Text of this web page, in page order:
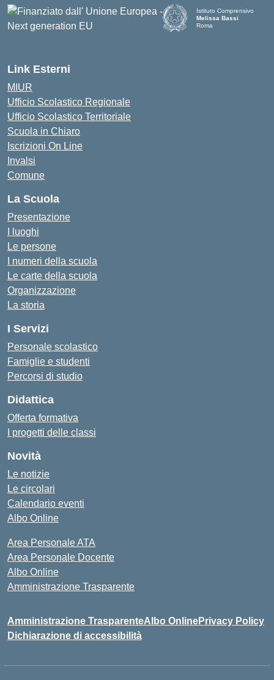
Istituto Comprensivo
Melissa Bassi
Roma
Link Esterni
MIUR
Ufficio Scolastico Regionale
Ufficio Scolastico Territoriale
Scuola in Chiaro
Iscrizioni On Line
Invalsi
Comune
La Scuola
Presentazione
I luoghi
Le persone
I numeri della scuola
Le carte della scuola
Organizzazione
La storia
I Servizi
Personale scolastico
Famiglie e studenti
Percorsi di studio
Didattica
Offerta formativa
I progetti delle classi
Novità
Le notizie
Le circolari
Calendario eventi
Albo Online
Area Personale ATA
Area Personale Docente
Albo Online
Amministrazione Trasparente
Amministrazione TrasparenteAlbo OnlinePrivacy Policy
Dichiarazione di accessibilità